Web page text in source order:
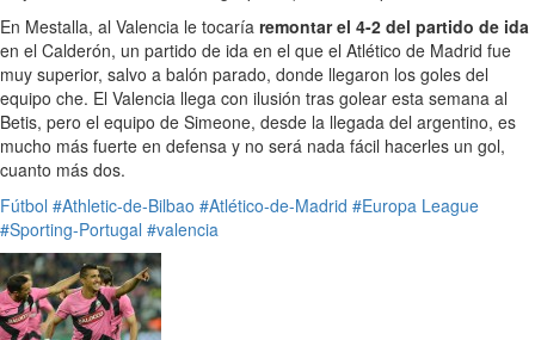
En Mestalla, al Valencia le tocaría remontar el 4-2 del partido de ida
en el Calderón, un partido de ida en el que el Atlético de Madrid fue
muy superior, salvo a balón parado, donde llegaron los goles del
equipo che. El Valencia llega con ilusión tras golear esta semana al
Betis, pero el equipo de Simeone, desde la llegada del argentino, es
mucho más fuerte en defensa y no será nada fácil hacerles un gol,
cuanto más dos.
Fútbol #Athletic-de-Bilbao #Atlético-de-Madrid #Europa League
#Sporting-Portugal #valencia